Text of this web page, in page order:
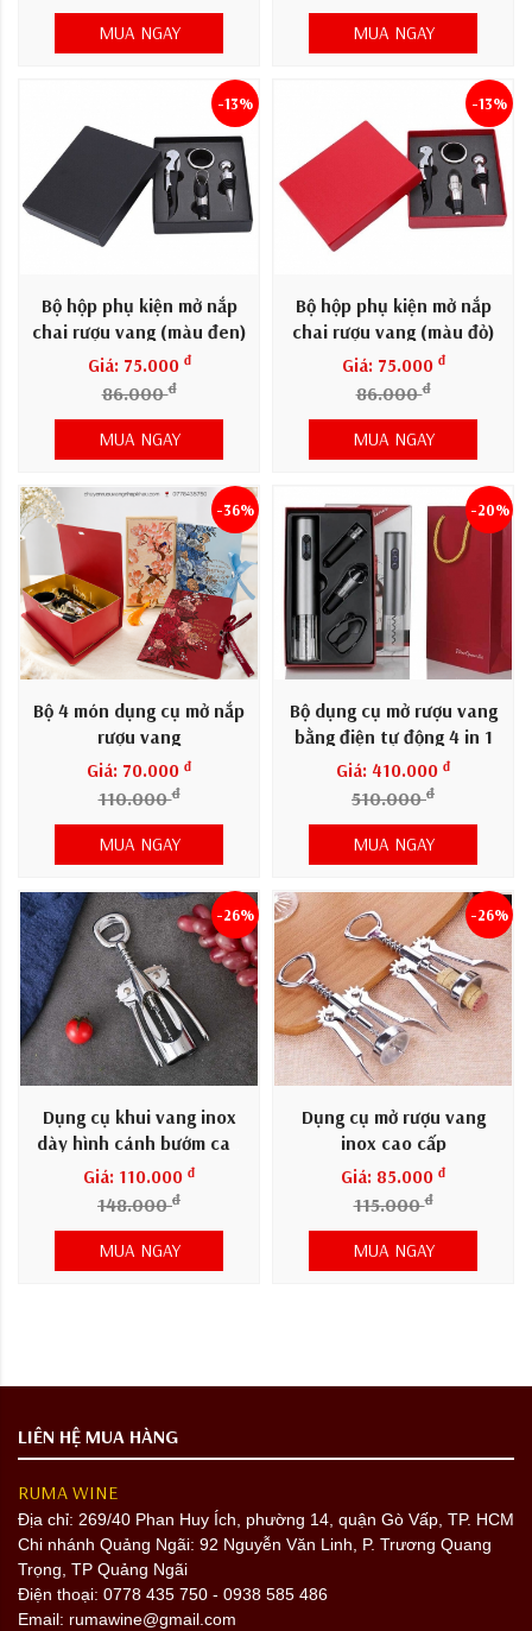
MUA NGAY MUA NGAY
Bộ hộp phụ kiện mở nắp
chai rượu vang (màu đen)
Giá: 75.000 đ
86.000đ
-13%
MUA NGAY
Bộ hộp phụ kiện mở nắp
chai rượu vang (màu đỏ)
Giá: 75.000 đ
86.000đ
-13%
MUA NGAY
Bộ 4 món dụng cụ mở nắp
rượu vang
Giá: 70.000 đ
110.000đ
-36%
MUA NGAY
Bộ dụng cụ mở rượu vang
bằng điện tự động 4 in 1
Giá: 410.000 đ
510.000đ
-20%
MUA NGAY
Dụng cụ khui vang inox
dày hình cánh bướm cao
cấp
Giá: 110.000 đ
148.000đ
-26%
MUA NGAY
Dụng cụ mở rượu vang
inox cao cấp
Giá: 85.000 đ
115.000đ
-26%
MUA NGAY
LIÊN HỆ MUA HÀNG
RUMA WINE
Địa chỉ: 269/40 Phan Huy Ích, phường 14, quận Gò Vấp, TP. HCM
Chi nhánh Quảng Ngãi: 92 Nguyễn Văn Linh, P. Trương Quang
Trọng, TP Quảng Ngãi
Điện thoại: 0778 435 750 - 0938 585 486
Email: rumawine@gmail.com